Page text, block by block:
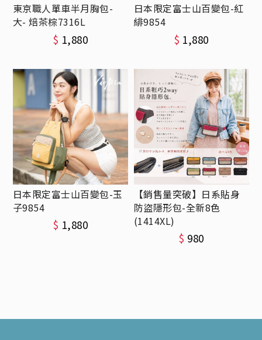
東京職人單車半月胸包-
大- 焙茶棕7316L
$ 1,880
日本限定富士山百變包-紅
緋9854
$ 1,880
日本限定富士山百變包-玉
子9854
$ 1,880
【銷售量突破】日系貼身
防盜隱形包-全新8色
(1414XL)
$ 980